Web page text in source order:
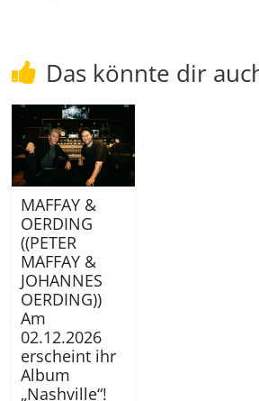
Das könnte dir
MAFFAY &
OERDING
((PETER
MAFFAY &
JOHANNES
OERDING))
Am
02.12.2026
erscheint ihr
Album
„Nashville“!